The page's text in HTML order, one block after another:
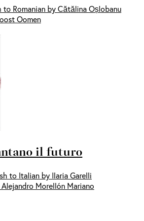
to Romanian by Cătălina Oșlobanu
Oomen
il futuro
to Italian by Ilaria Garelli
Morellón Mariano